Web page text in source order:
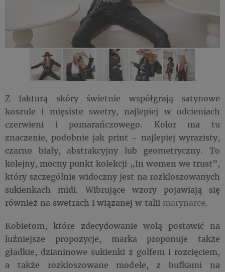
Z fakturą skóry świetnie współgrają satynowe
koszule i mięsiste swetry, najlepiej w odcieniach
czerwieni i pomarańczowego. Kolor ma tu
znaczenie, podobnie jak print – najlepiej wyrazisty,
czarno biały, abstrakcyjny lub geometryczny. To
kolejny, mocny punkt kolekcji „In women we trust”,
który szczególnie widoczny jest na rozkloszowanych
sukienkach midi. Wibrujące wzory pojawiają się
również na swetrach i wiązanej w talii marynarce.
Kobietom, które zdecydowanie wolą postawić na
luźniejsze propozycje, marka proponuje także
gładkie, dzianinowe sukienki z golfem i rozcięciem,
a także rozkloszowane modele, z bufkami na